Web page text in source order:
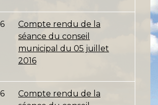
Compte rendu de la
séance du conseil
municipal du 05 juillet
2016
Compte rendu de la